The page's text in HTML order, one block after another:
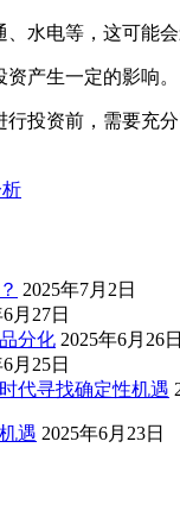
水电等，这可能
产生一定的影响。
投资前，需要充
2025年7月2日
月27日
分化 2025年6月26日
月25日
代寻找确定性机遇
遇 2025年6月23日